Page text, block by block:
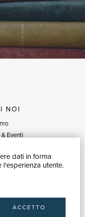
dati in forma
utente.
ACCETTO
NOI
Eventi
noi